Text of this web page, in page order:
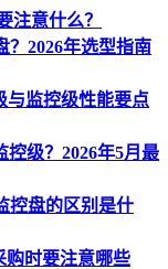
注意什么？
？2026年选型指南
与监控级性能要点
级？2026年5月最
控盘的区别是什
购时要注意哪些